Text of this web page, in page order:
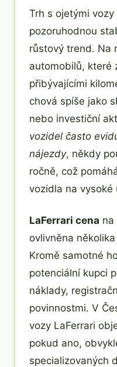
Trh s ojetými
pozoruhodnou
růstový trend. Na
automobilů, které
přibývajícími
chová spíše jako
nebo investiční
vozidel často
nájezdy, někdy
ročně, což
vozidla na vysoké
LaFerrari cena na
ovlivněna
Kromě samotné
potenciální kupci
náklady,
povinnostmi. V
vozy LaFerrari
pokud ano,
specializovaných